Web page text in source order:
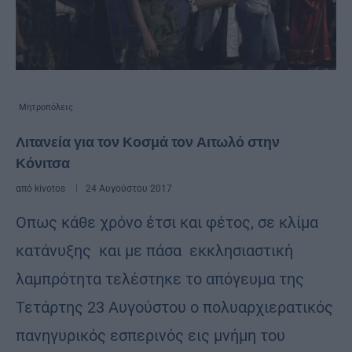
Μητροπόλεις
Λιτανεία για τον Κοσμά τον Αιτωλό στην
Κόνιτσα
από kivotos 24 Αυγούστου 2017
Οπως κάθε χρόνο έτσι και φέτος, σε κλίμα
κατάνυξης και με πάσα εκκλησιαστική
λαμπρότητα τελέστηκε το απόγευμα της
Τετάρτης 23 Αυγούστου ο πολυαρχιερατικός
πανηγυρικός εσπερινός εις μνήμη του